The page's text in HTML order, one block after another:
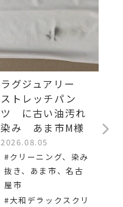
ラグジュアリー
ストレッチパン
ツ に古い油汚れ
染み あま市M様
2026.08.05
#クリーニング、染み
抜き、あま市、名古
屋市
#大和デラックスクリ